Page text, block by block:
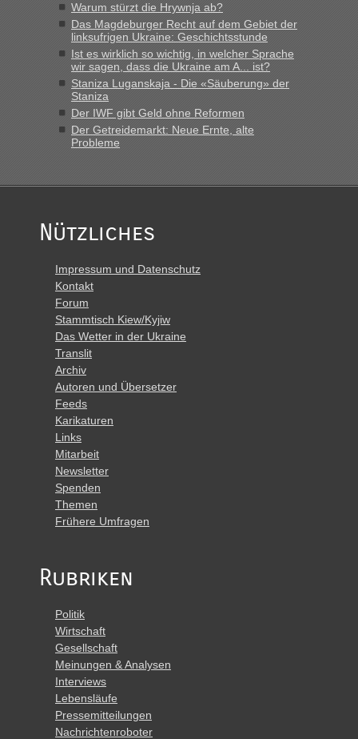
„Derzeit, ist es überall sehr voll an den Grenzen Ukraine/
Polen. Zb. Krakovets 100 PKW ca. 10 h Wartezeit. Wollen
Montag rüber, versuchen es sehr früh.“
Warum stürzt die Hrywnja ab?
Das Magdeburger Recht auf dem Gebiet der
linksufrigen Ukraine: Geschichtsstunde
Ist es wirklich so wichtig, in welcher Sprache
wir sagen, dass die Ukraine am A... ist?
Staniza Luganskaja - Die «Säuberung» der
Staniza
Der IWF gibt Geld ohne Reformen
Der Getreidemarkt: Neue Ernte, alte
Probleme
Nützliches
Impressum und Datenschutz
Kontakt
Forum
Stammtisch Kiew/Kyjiw
Das Wetter in der Ukraine
Translit
Archiv
Autoren und Übersetzer
Feeds
Karikaturen
Links
Mitarbeit
Newsletter
Spenden
Themen
Frühere Umfragen
Rubriken
Politik
Wirtschaft
Gesellschaft
Meinungen & Analysen
Interviews
Lebensläufe
Pressemitteilungen
Nachrichtenroboter